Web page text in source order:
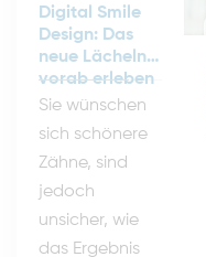
Digital Smile
Design: Das
neue Lächeln
vorab erleben
Sie wünschen
sich schönere
Zähne, sind
jedoch
unsicher, wie
das Ergebnis